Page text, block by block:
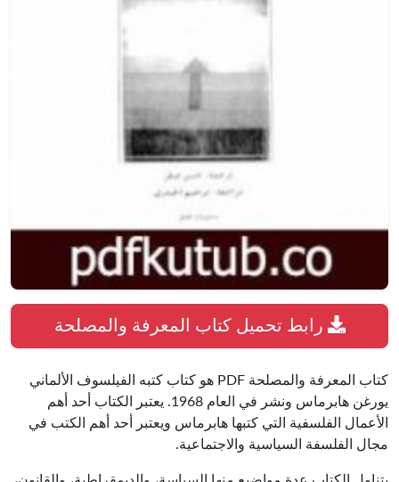
كتاب المعرفة والمصلحة PDF هو كتاب كتبه الفيلسوف الألماني
يورغن هابرماس ونشر في العام 1968. يعتبر الكتاب أحد أهم
الأعمال الفلسفية التي كتبها هابرماس ويعتبر أحد أهم الكتب في
مجال الفلسفة السياسية والاجتماعية.